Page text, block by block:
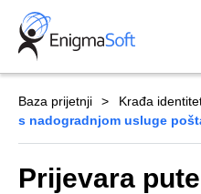
Skip
content
Baza prijetnji Krađa
s nadogradnjom usluge
Prijevara